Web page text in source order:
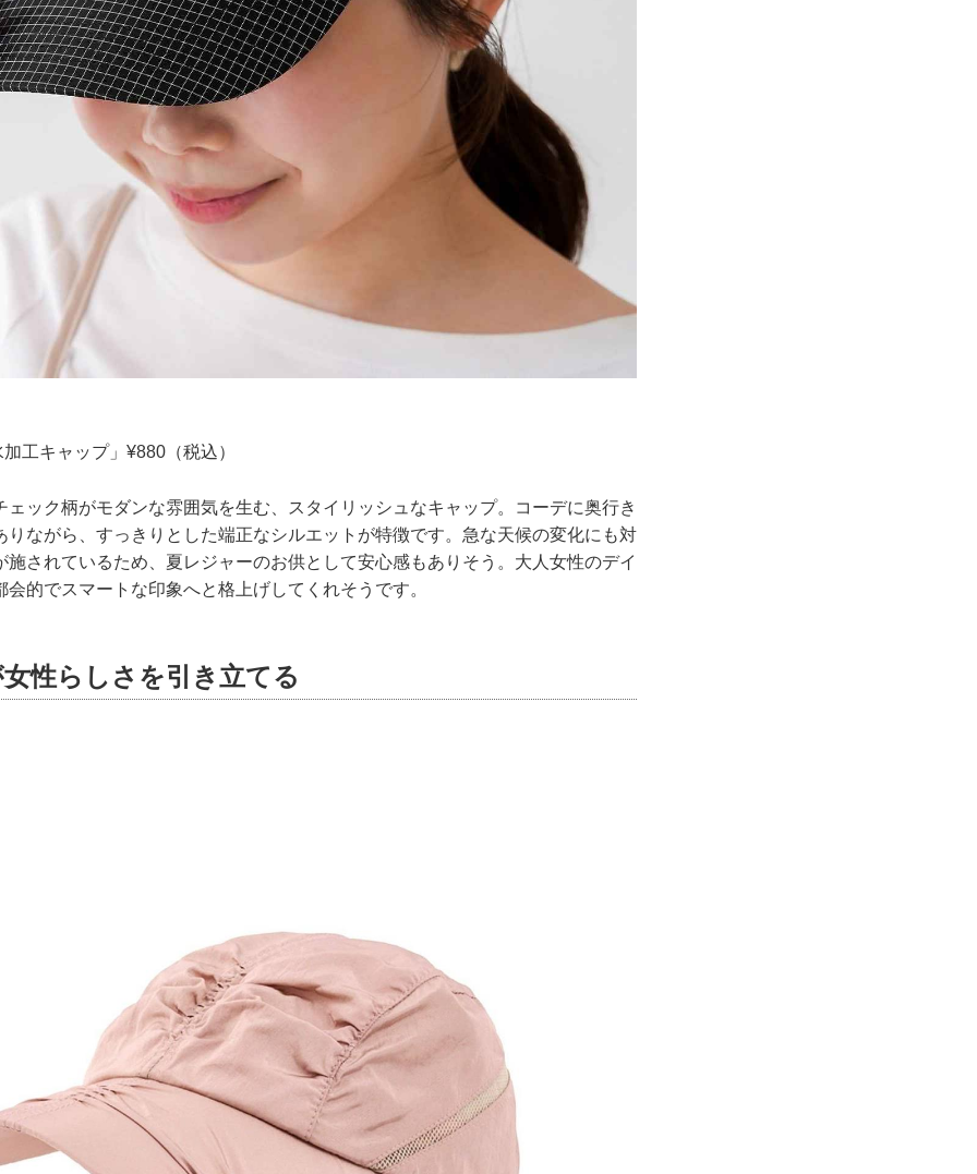
工キャップ」¥880（税込）
ェック柄がモダンな雰囲気を生む、スタイリッシュなキャップ。コーデに奥行き
りながら、すっきりとした端正なシルエットが特徴です。急な天候の変化にも対
施されているため、夏レジャーのお供として安心感もありそう。大人女性のデイ
的でスマートな印象へと格上げしてくれそうです。
性らしさを引き立てる